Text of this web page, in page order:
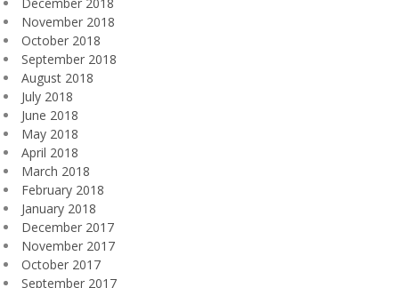
December 2018
November 2018
October 2018
September 2018
August 2018
July 2018
June 2018
May 2018
April 2018
March 2018
February 2018
January 2018
December 2017
November 2017
October 2017
September 2017